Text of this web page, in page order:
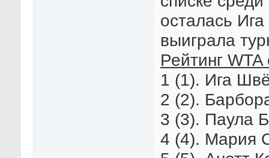
осталась
выиграла
Рейтинг
1 (1). Ига
2 (2).
3 (3). Паула
4 (4). Мария